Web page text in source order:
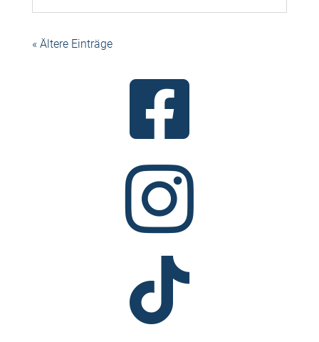
« Ältere Einträge


